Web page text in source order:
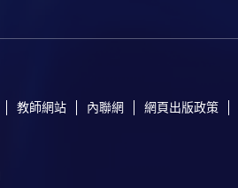
教師網站 內聯網 網頁出版政策